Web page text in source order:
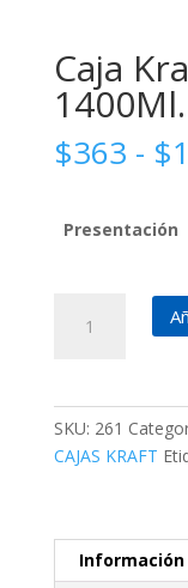
Caja
$363 - $
Presentación
Kraft
(400)Bv
SKU: 261
CAJAS KRAFT